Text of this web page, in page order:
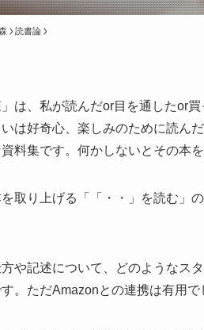
読書論
」は、私が読んだor目を通したor
は好奇心、楽しみのために読ん
料集です。何かしないとその本
取り上げる「「・・」を読む」
や記述について、どのようなス
。ただAmazonとの連携は有用で